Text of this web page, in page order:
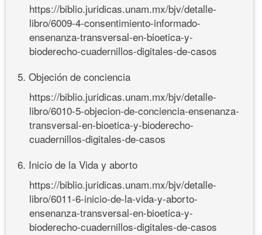
https://biblio.juridicas.unam.mx/bjv/detalle-
libro/6009-4-consentimiento-informado-
ensenanza-transversal-en-bioetica-y-
bioderecho-cuadernillos-digitales-de-casos
5. Objeción de conciencia
https://biblio.juridicas.unam.mx/bjv/detalle-
libro/6010-5-objecion-de-conciencia-ensenanza-
transversal-en-bioetica-y-bioderecho-
cuadernillos-digitales-de-casos
6. Inicio de la Vida y aborto
https://biblio.juridicas.unam.mx/bjv/detalle-
libro/6011-6-inicio-de-la-vida-y-aborto-
ensenanza-transversal-en-bioetica-y-
bioderecho-cuadernillos-digitales-de-casos